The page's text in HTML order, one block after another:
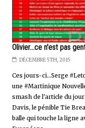
Olivier...ce n'est pas
DÉCEMBRE 5TH, 2015
Ces jours-ci...Serge
une #Martinique
smash de l'article du
Davis, le pénible Tie
balle qui touche la ligne